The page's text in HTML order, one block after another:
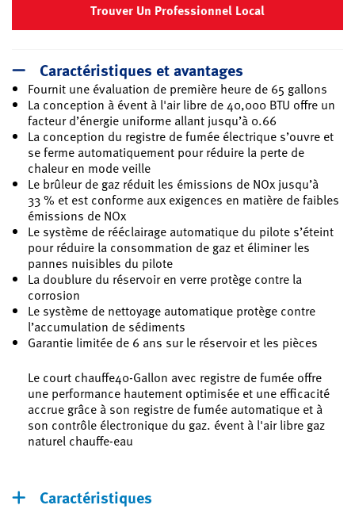
Trouver Un Professionnel Local
Caractéristiques et avantages
Fournit une évaluation de première heure de 65 gallons
La conception à évent à l'air libre de 40,000 BTU offre un
facteur d’énergie uniforme allant jusqu’à 0.66
La conception du registre de fumée électrique s’ouvre et
se ferme automatiquement pour réduire la perte de
chaleur en mode veille
Le brûleur de gaz réduit les émissions de NOx jusqu’à
33 % et est conforme aux exigences en matière de faibles
émissions de NOx
Le système de rééclairage automatique du pilote s’éteint
pour réduire la consommation de gaz et éliminer les
pannes nuisibles du pilote
La doublure du réservoir en verre protège contre la
corrosion
Le système de nettoyage automatique protège contre
l’accumulation de sédiments
Garantie limitée de 6 ans sur le réservoir et les pièces
Le court chauffe40-Gallon avec registre de fumée offre
une performance hautement optimisée et une efficacité
accrue grâce à son registre de fumée automatique et à
son contrôle électronique du gaz. évent à l'air libre gaz
naturel chauffe-eau
Caractéristiques